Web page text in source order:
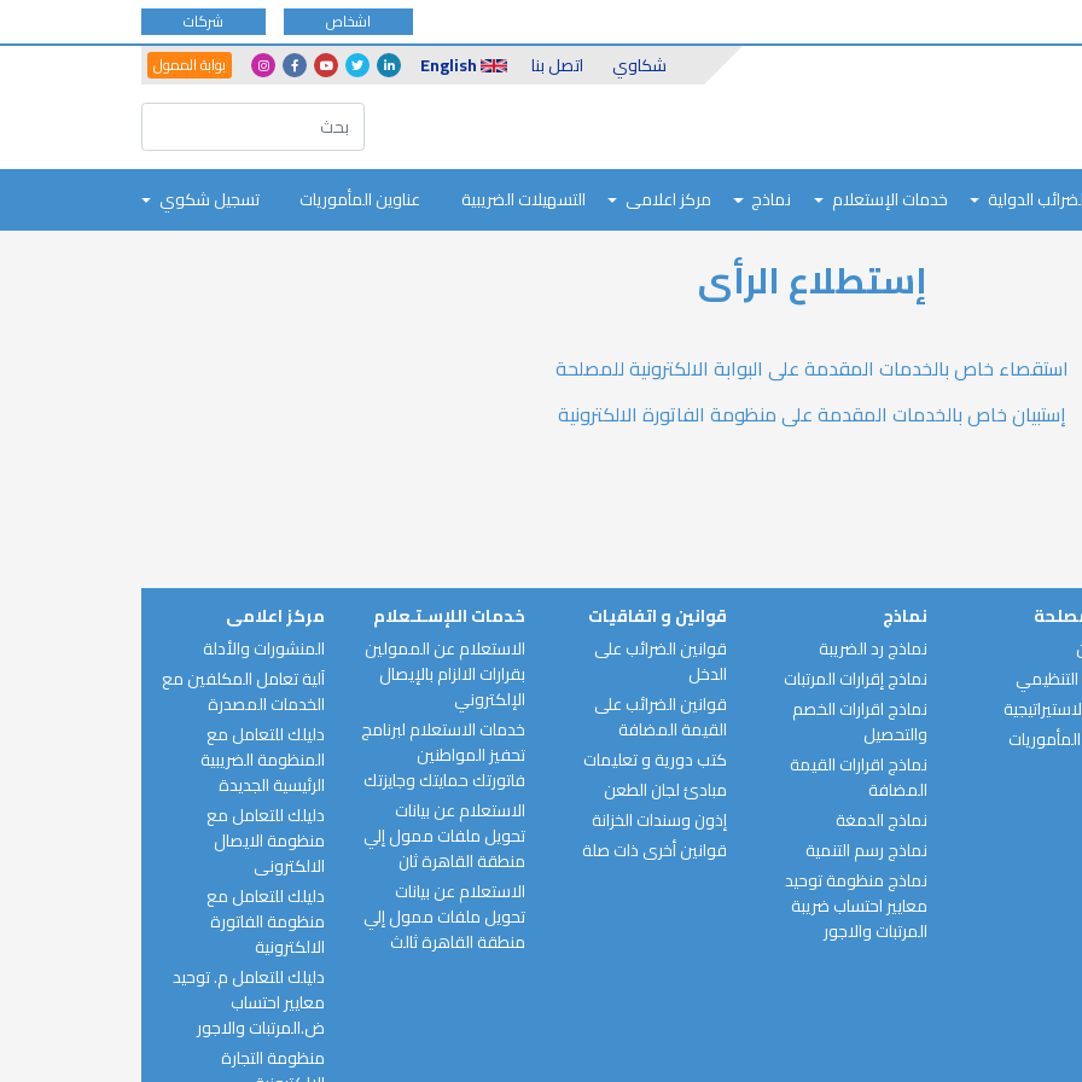
اشخاص شركات
Header
Top
شكاوي اتصل بنا English
Social
Icons
Another
Portals
بوابة الممول
الدولية خدمات الإستعلام نماذج مركز اعلامى التسهيلات الضريبية عناوين المأموريات تسجيل شكوي
إستطلاع الرأى
استقصاء خاص بالخدمات المقدمة على البوابة الالكترونية للمصلحة
إستبيان خاص بالخدمات المقدمة على منظومة الفاتورة الالكترونية
نماذج
نماذج رد الضريبة
نماذج إقرارات المرتبات
نماذج اقرارات الخصم
والتحصيل
نماذج اقرارات القيمة
المضافة
نماذج الدمغة
نماذج رسم التنمية
نماذج منظومة توحيد
معايير احتساب ضريبة
المرتبات والاجور
قوانين و اتفاقيات
قوانين الضرائب على
الدخل
قوانين الضرائب على
القيمة المضافة
كتب دورية و تعليمات
مبادئ لجان الطعن
إذون وسندات الخزانة
قوانين أخرى ذات صلة
خدمات اللإسـتـعلام
الاستعلام عن الممولين
بقرارات الالزام بالإيصال
الإلكتروني
خدمات الاستعلام لبرنامج
تحفيز المواطنين
فاتورتك حمايتك وجايزتك
الاستعلام عن بيانات
تحويل ملفات ممول إلي
منطقة القاهرة ثان
الاستعلام عن بيانات
تحويل ملفات ممول إلي
منطقة القاهرة ثالث
مركز اعلامى
المنشورات والأدلة
آلية تعامل المكلفين مع
الخدمات المصدرة
دليلك للتعامل مع
المنظومة الضريبية
الرئيسية الجديدة
دليلك للتعامل مع
منظومة الايصال
الالكترونى
دليلك للتعامل مع
منظومة الفاتورة
الالكترونية
دليلك للتعامل م. توحيد
معايير احتساب
ض.المرتبات والاجور
منظومة التجارة